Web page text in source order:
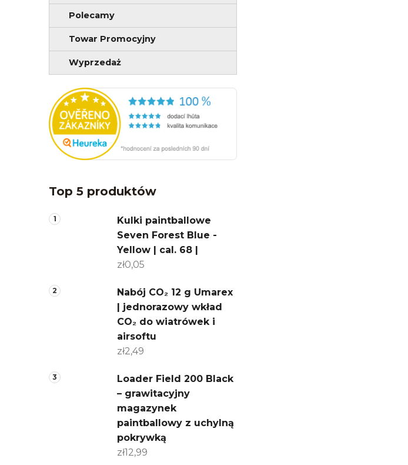
Polecamy
Towar Promocyjny
Wyprzedaż
Top 5 produktów
Kulki paintballowe
Seven Forest Blue -
Yellow | cal. 68 |
zł0,05
Nabój CO₂ 12 g Umarex
| jednorazowy wkład
CO₂ do wiatrówek i
airsoftu
zł2,49
Loader Field 200 Black
– grawitacyjny
magazynek
paintballowy z uchylną
pokrywką
zł12,99